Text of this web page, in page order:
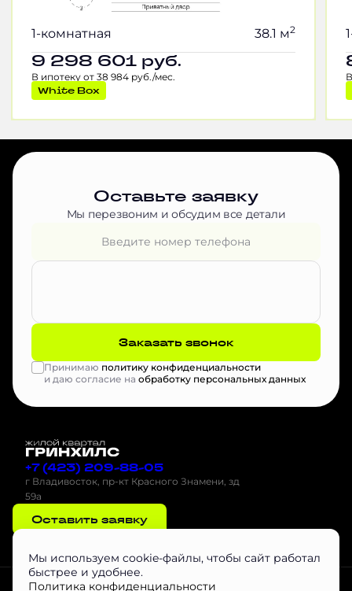
1-комнатная 38.1 м2
9 298 601 руб.
В ипотеку от 38 984 руб./мес.
White Box
Оставьте заявку
Мы перезвоним и обсудим все детали
Заказать звонок
Принимаю политику конфиденциальности
и даю согласие на обработку персональных данных
+7 (423) 209-88-05
г Владивосток, пр-кт Красного Знамени, зд
59а
Оставить заявку
Проектная декларация на наш.дом.рф
Мы используем cookie-файлы, чтобы сайт работал
быстрее и удобнее.
Политика конфиденциальности